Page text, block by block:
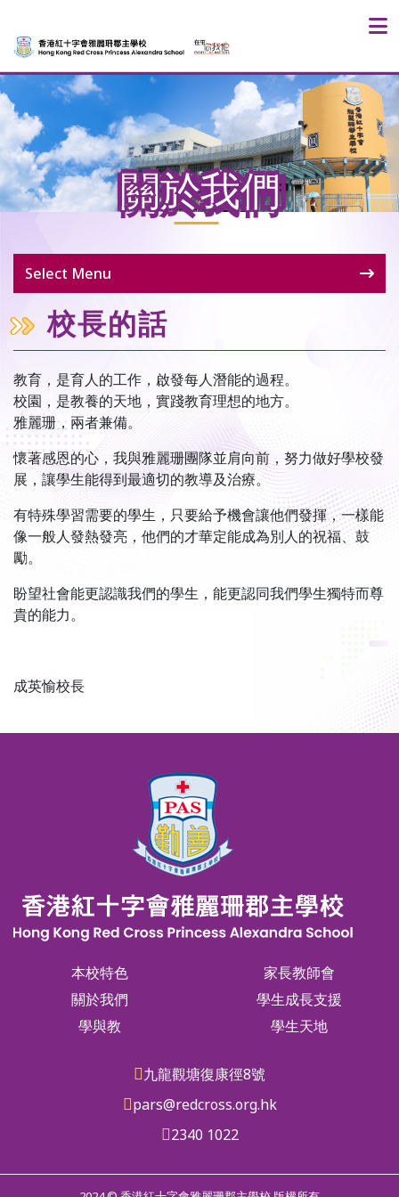
關於我們
Select Menu
校長的話
教育，是育人的工作，啟發每人潛能的過程。
校園，是教養的天地，實踐教育理想的地方。
雅麗珊，兩者兼備。
懷著感恩的心，我與雅麗珊團隊並肩向前，努力做好學校發
展，讓學生能得到最適切的教導及治療。
有特殊學習需要的學生，只要給予機會讓他們發揮，一樣能
像一般人發熱發亮，他們的才華定能成為別人的祝福、鼓
勵。
盼望社會能更認識我們的學生，能更認同我們學生獨特而尊
貴的能力。
成英愉校長
本校特色
關於我們
學與教
家長教師會
學生成長支援
學生天地
九龍觀塘復康徑8號
pars@redcross.org.hk
2340 1022